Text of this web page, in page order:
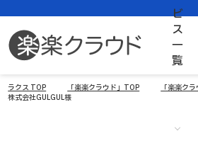
ビ
ス
一
覧
ラクス TOP 「楽楽クラウド」TOP
「楽楽ク
株式会社GULGUL様